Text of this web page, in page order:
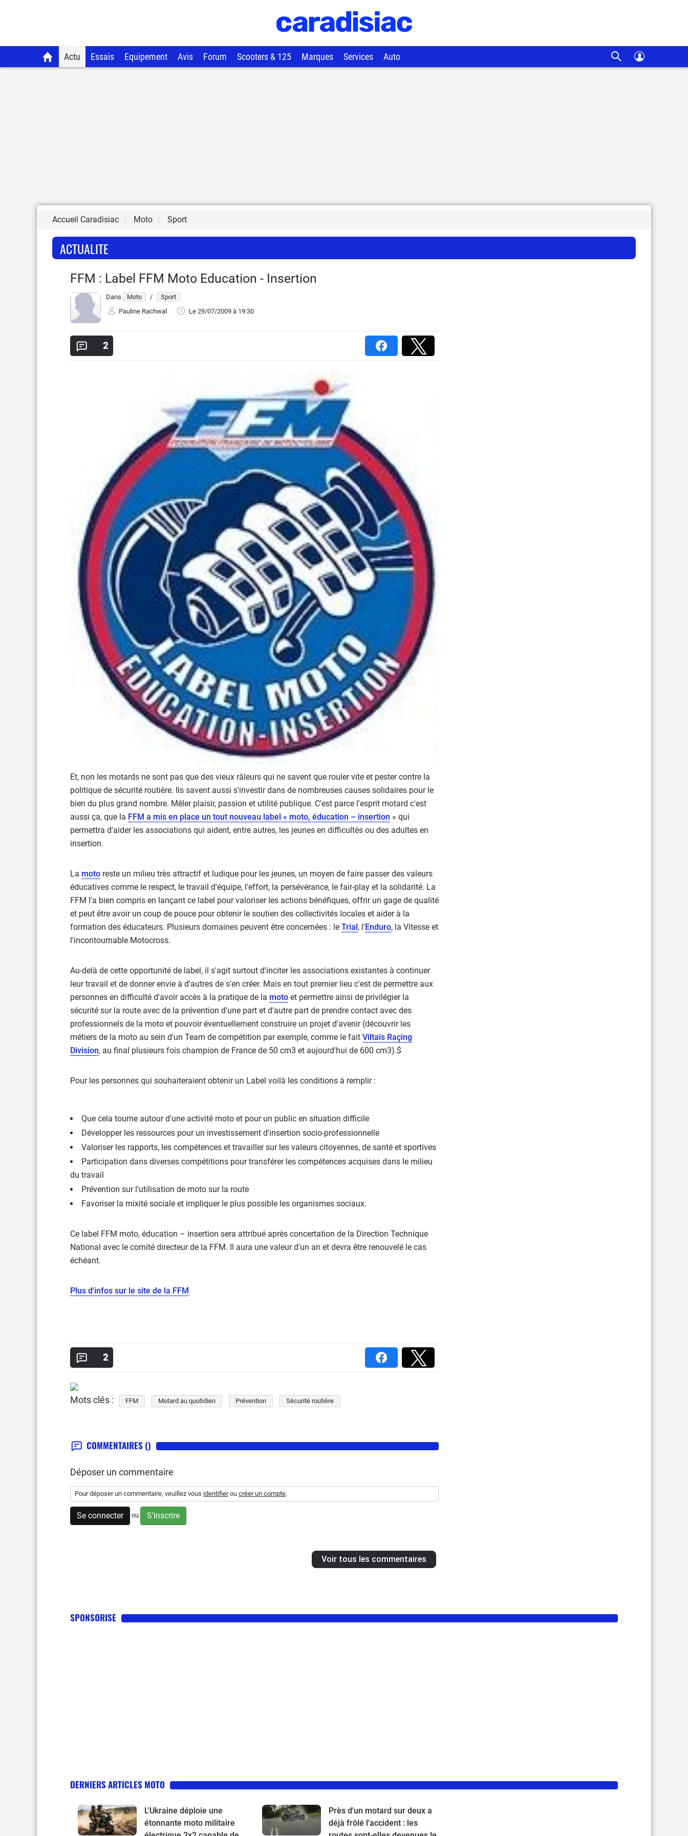
Actu Essais Equipement Avis Forum Scooters & 125 Marques Services Auto
Accueil Caradisiac Moto Sport
ACTUALITE
FFM : Label FFM Moto Education - Insertion
Dans Moto /
Sport
Pauline Rachwal
Le 29/07/2009 à 19:30
2
Et, non les motards ne sont pas que des vieux râleurs qui ne savent que rouler vite et pester contre la
politique de sécurité routière. Ils savent aussi s'investir dans de nombreuses causes solidaires pour le
bien du plus grand nombre. Mêler plaisir, passion et utilité publique. C'est parce l'esprit motard c'est
aussi ça, que la FFM a mis en place un tout nouveau label « moto, éducation – insertion » qui
permettra d'aider les associations qui aident, entre autres, les jeunes en difficultés ou des adultes en
insertion.
La moto reste un milieu très attractif et ludique pour les jeunes, un moyen de faire passer des valeurs
éducatives comme le respect, le travail d'équipe, l'effort, la persévérance, le fair-play et la solidarité. La
FFM l'a bien compris en lançant ce label pour valoriser les actions bénéfiques, offrir un gage de qualité
et peut être avoir un coup de pouce pour obtenir le soutien des collectivités locales et aider à la
formation des éducateurs. Plusieurs domaines peuvent être concernées : le Trial, l'Enduro, la Vitesse et
l'incontournable Motocross.
Au-delà de cette opportunité de label, il s'agit surtout d'inciter les associations existantes à continuer
leur travail et de donner envie à d'autres de s'en créer. Mais en tout premier lieu c'est de permettre aux
personnes en difficulté d'avoir accès à la pratique de la moto et permettre ainsi de privilégier la
sécurité sur la route avec de la prévention d'une part et d'autre part de prendre contact avec des
professionnels de la moto et pouvoir éventuellement construire un projet d'avenir (découvrir les
métiers de la moto au sein d'un Team de compétition par exemple, comme le fait Viltaïs Raçing
Division, au final plusieurs fois champion de France de 50 cm3 et aujourd'hui de 600 cm3).$
Pour les personnes qui souhaiteraient obtenir un Label voilà les conditions à remplir :
Que cela tourne autour d'une activité moto et pour un public en situation difficile
Développer les ressources pour un investissement d'insertion socio-professionnelle
Valoriser les rapports, les compétences et travailler sur les valeurs citoyennes, de santé et sportives
Participation dans diverses compétitions pour transférer les compétences acquises dans le milieu
du travail
Prévention sur l'utilisation de moto sur la route
Favoriser la mixité sociale et impliquer le plus possible les organismes sociaux.
Ce label FFM moto, éducation – insertion sera attribué après concertation de la Direction Technique
National avec le comité directeur de la FFM. Il aura une valeur d'un an et devra être renouvelé le cas
échéant.
Plus d'infos sur le site de la FFM
2
Mots clés : FFM Motard au quotidien Prévention Sécurité routière
COMMENTAIRES ()
Déposer un commentaire
Pour déposer un commentaire, veuillez vous identifierou créer un compte.
Se connecter ou S'inscrire
Voir tous les commentaires
SPONSORISE
DERNIERS ARTICLES MOTO
L'Ukraine déploie une
étonnante moto militaire
Près d'un motard sur deux a
déjà frôlé l'accident : les